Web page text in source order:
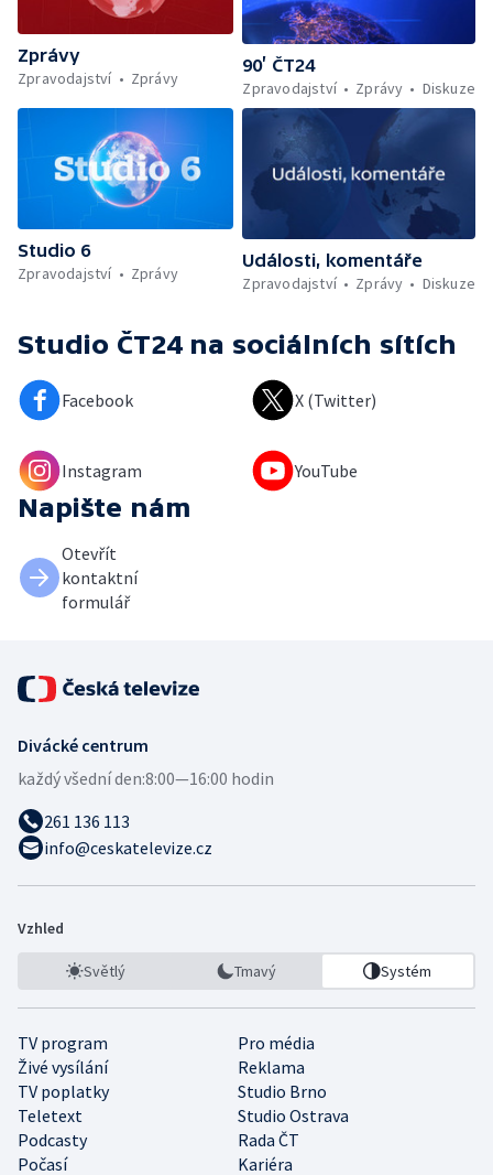
Zprávy
Zpravodajství
Zprávy
90’ ČT24
Zpravodajství
Zprávy Diskuze
Studio 6
Zpravodajství
Zprávy
Události, komentáře
Zpravodajství
Zprávy Diskuze
Studio ČT24 na sociálních sítích
Facebook X (Twitter)
Instagram YouTube
Napište nám
Otevřít
kontaktní
formulář
Divácké centrum
každý všední den:8:00—16:00 hodin
261 136 113
info@ceskatelevize.cz
Vzhled
Světlý Tmavý Systém
TV program
Pro média
Živé vysílání
Reklama
TV poplatky
Studio Brno
Teletext
Studio Ostrava
Podcasty
Rada ČT
Počasí
Kariéra